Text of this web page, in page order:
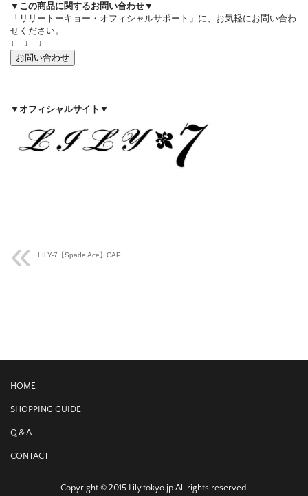
▼この商品に関するお問い合わせ▼
「リリートーキョー・オフィシャルサポート」に、お気軽にお問い合わ
せください。
↓ ↓ ↓
お問い合わせ
▼オフィシャルサイト▼
LILY-7【Spade Ace】CAP
HOME
SHOPPING GUIDE
Q＆A
CONTACT
Copyright © 2015 Lily.tokyo.jp All rights reserved.